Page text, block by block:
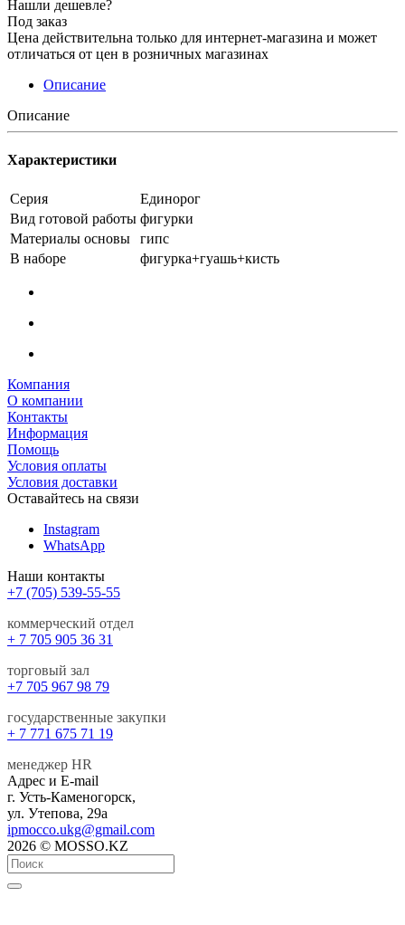
Нашли дешевле?
Под заказ
Цена действительна только для интернет-магазина и может
отличаться от цен в розничных магазинах
Описание
Описание
Характеристики
Серия
Единорог
Вид готовой работы фигурки
Материалы основы
гипс
В наборе
фигурка+гуашь+кисть
Компания
О компании
Контакты
Информация
Помощь
Условия оплаты
Условия доставки
Оставайтесь на связи
Instagram
WhatsApp
Наши контакты
+7 (705) 539-55-55
коммерческий отдел
+ 7 705 905 36 31
торговый зал
+7 705 967 98 79
государственные закупки
+ 7 771 675 71 19
менеджер HR
Адрес и E-mail
г. Усть-Каменогорск,
ул. Утепова, 29а
ipmocco.ukg@gmail.com
2026 © MOSSO.KZ